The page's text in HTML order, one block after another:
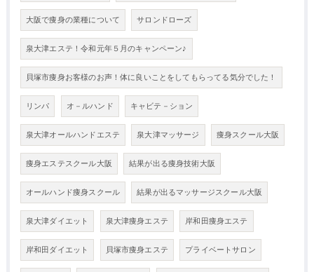
大阪で痩身の業種について サロンドローズ
泉大津エステ！令和元年５月のキャンペーン♪
貝塚市痩身お客様のお声！体に良いことをしてもらってる気分でした！
リンパ オ－ルハンド キャビテ－ション
泉大津オールハンドエステ 泉大津マッサージ 痩身スクール大阪
痩身エステスクール大阪 結果が出る痩身技術大阪
オールハンド痩身スクール 結果が出るマッサージスクール大阪
泉大津ダイエット 泉大津痩身エステ 岸和田痩身エステ
岸和田ダイエット 貝塚市痩身エステ プライベートサロン